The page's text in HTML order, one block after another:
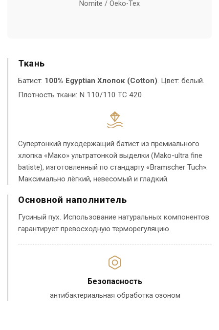
Nomite / Oeko-Tex
Ткань
Батист: 100% Egyptian Хлопок (Cotton). Цвет: белый.
Плотность ткани: N 110/110 TC 420
Супертонкий пуходержащий батист из премиального
хлопка «Мако» ультратонкой выделки (Mako-ultra fine
batiste), изготовленный по стандарту «Bramscher Tuch».
Максимально лёгкий, невесомый и гладкий.
Основной наполнитель
Гусиный пух. Использование натуральных компонентов
гарантирует превосходную терморегуляцию.
Безопасность
антибактериальная обработка озоном